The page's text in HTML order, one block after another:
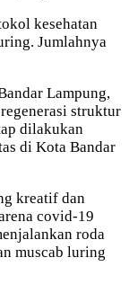
kesehatan
Jumlahnya
Lampung,
struktur
dilakukan
di Kota Bandar
kreatif dan
covid-19
roda
muscab luring